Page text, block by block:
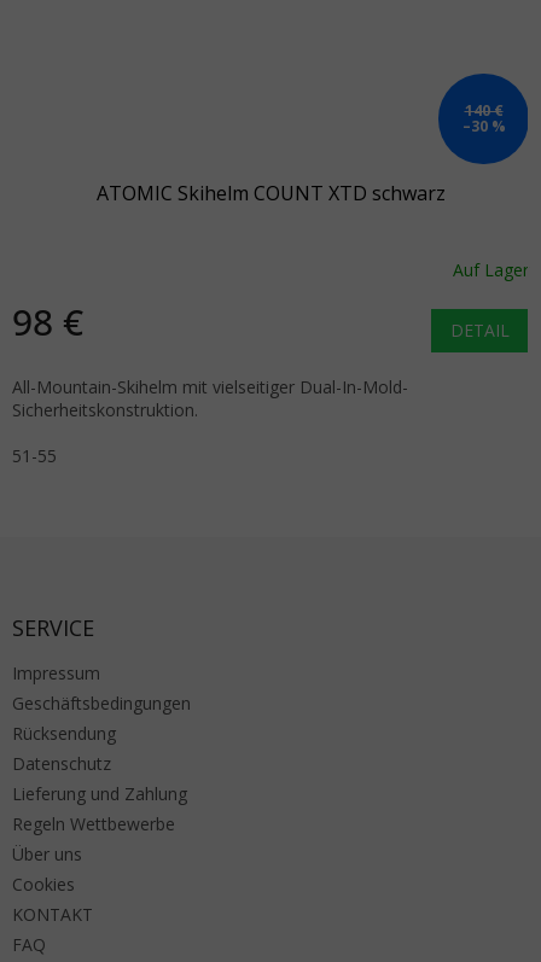
140 €
–30 %
ATOMIC Skihelm COUNT XTD schwarz
Auf Lager
98 € DETAIL
All-Mountain-Skihelm mit vielseitiger Dual-In-Mold-
Sicherheitskonstruktion.
51-55
SERVICE
Impressum
Geschäftsbedingungen
Rücksendung
Datenschutz
Lieferung und Zahlung
Regeln Wettbewerbe
Über uns
Cookies
KONTAKT
FAQ